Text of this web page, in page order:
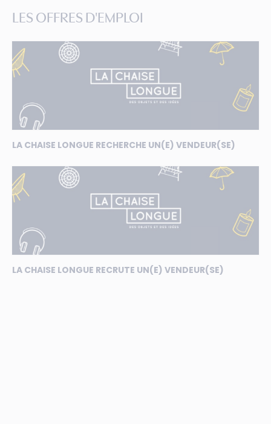
LES OFFRES D'EMPLOI
LA CHAISE LONGUE RECHERCHE UN(E) VENDEUR(SE)
LA CHAISE LONGUE RECRUTE UN(E) VENDEUR(SE)